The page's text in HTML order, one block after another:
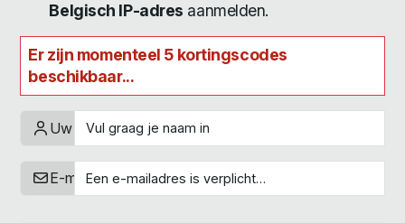
Belgisch IP-adres aanmelden.
Er zijn momenteel 5 kortingscodes
beschikbaar...
Uw naam
E-mailadres